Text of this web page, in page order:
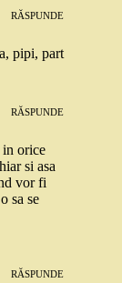
RĂSPUNDE
pipi, part
RĂSPUNDE
in orice
si asa
vor fi
sa se
RĂSPUNDE